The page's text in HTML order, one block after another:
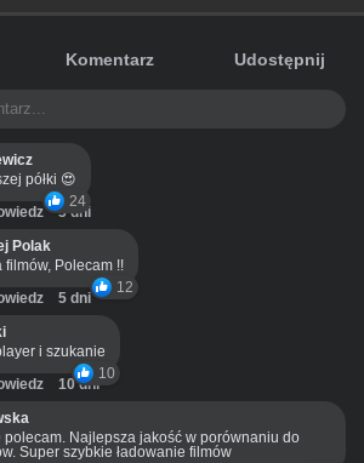
Komentarz Udostępnij
półki 😍
24
3 dni
Polak
filmów, Polecam !!
12
5 dni
i szukanie
10
10 dni
polecam. Najlepsza jakość w porównaniu do
Super szybkie ładowanie filmów